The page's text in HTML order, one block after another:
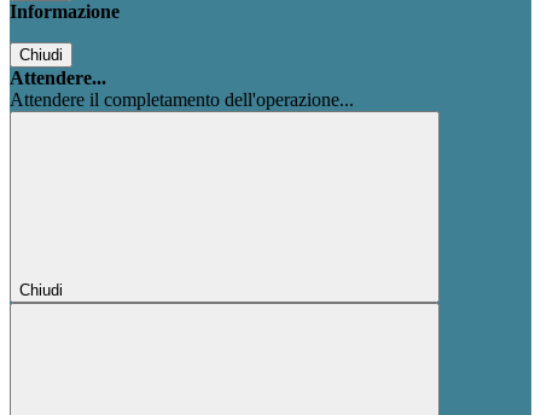
Informazione
Chiudi
Attendere...
Attendere il completamento dell'operazione...
Chiudi